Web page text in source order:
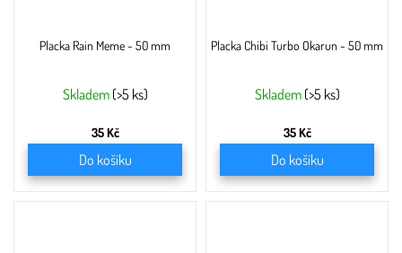
Placka Rain Meme - 50 mm
Skladem (>5 ks)
35 Kč
Do košíku
Placka Chibi Turbo Okarun - 50 mm
Skladem (>5 ks)
35 Kč
Do košíku